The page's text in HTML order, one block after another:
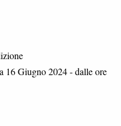
16 Giugno 2024 - dalle ore